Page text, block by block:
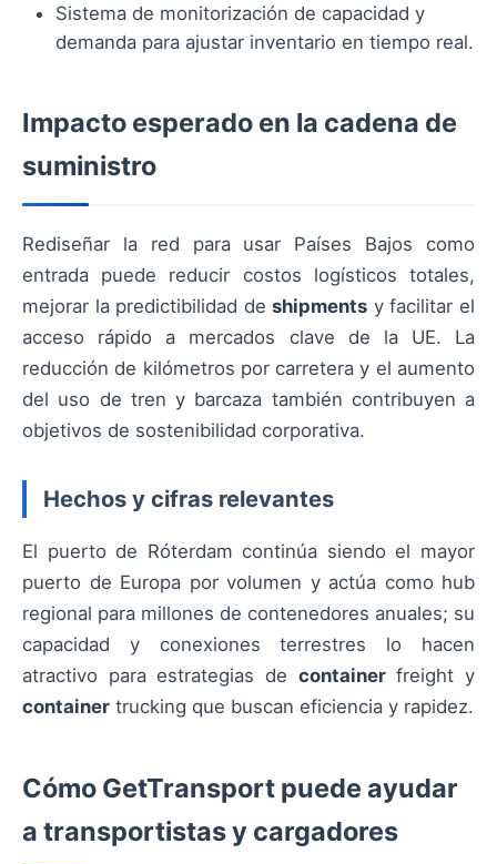
Sistema de monitorización de capacidad y
demanda para ajustar inventario en tiempo real.
Impacto esperado en la cadena de
suministro
Rediseñar la red para usar Países Bajos como
entrada puede reducir costos logísticos totales,
mejorar la predictibilidad deshipments y facilitar el
acceso rápido a mercados clave de la UE. La
reducción de kilómetros por carretera y el aumento
del uso de tren y barcaza también contribuyen a
objetivos de sostenibilidad corporativa.
Hechos y cifras relevantes
El puerto de Róterdam continúa siendo el mayor
puerto de Europa por volumen y actúa como hub
regional para millones de contenedores anuales; su
capacidad y conexiones terrestres lo hacen
atractivo para estrategias de containerfreight y
container trucking que buscan eficiencia y rapidez.
Cómo GetTransport puede ayudar
a transportistas y cargadores